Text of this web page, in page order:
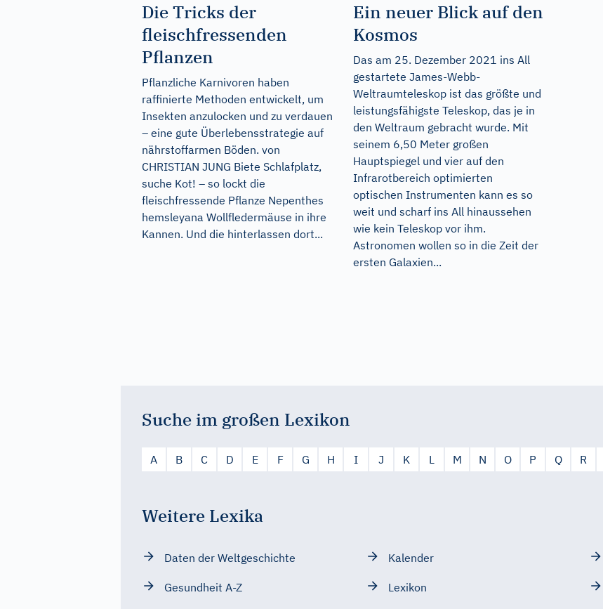
Die Tricks der
fleischfressenden
Pflanzen
Pflanzliche Karnivoren haben
raffinierte Methoden entwickelt, um
Insekten anzulocken und zu verdauen
– eine gute Überlebensstrategie auf
nährstoffarmen Böden. von
CHRISTIAN JUNG Biete Schlafplatz,
suche Kot! – so lockt die
fleischfressende Pflanze Nepenthes
hemsleyana Wollfledermäuse in ihre
Kannen. Und die hinterlassen dort...
Ein neuer Blick auf den
Kosmos
Das am 25. Dezember 2021 ins All
gestartete James-Webb-
Weltraumteleskop ist das größte und
leistungsfähigste Teleskop, das je in
den Weltraum gebracht wurde. Mit
seinem 6,50 Meter großen
Hauptspiegel und vier auf den
Infrarotbereich optimierten
optischen Instrumenten kann es so
weit und scharf ins All hinaussehen
wie kein Teleskop vor ihm.
Astronomen wollen so in die Zeit der
ersten Galaxien...
Suche im großen Lexikon
A B C D E F G H I J K L M N O P Q R
Weitere Lexika
Daten der Weltgeschichte
Gesundheit A-Z
Kalender
Lexikon